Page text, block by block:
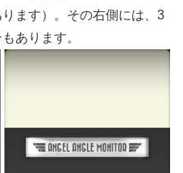
ます）。その右側には、3
あります。